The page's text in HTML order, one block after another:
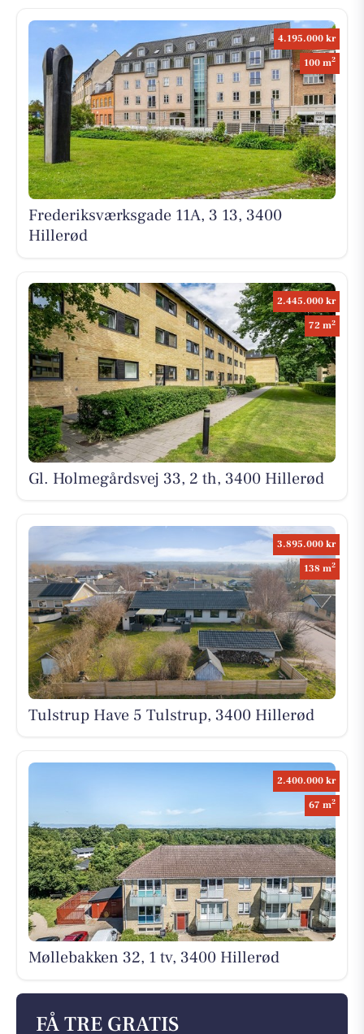
4.195.000 kr
100 m2
Frederiksværksgade 11A, 3 13, 3400
Hillerød
2.445.000 kr
72 m2
Gl. Holmegårdsvej 33, 2 th, 3400 Hillerød
3.895.000 kr
138 m2
Tulstrup Have 5 Tulstrup, 3400 Hillerød
2.400.000 kr
67 m2
Møllebakken 32, 1 tv, 3400 Hillerød
FÅ TRE GRATIS